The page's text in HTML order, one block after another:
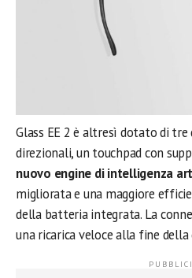
Glass EE 2 è altresì dotato di
direzionali, un touchpad con
nuovo engine di intelligenza
migliorata e una maggiore
della batteria integrata. La
una ricarica veloce alla fine